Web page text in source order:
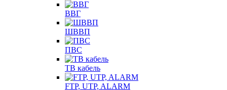
ВВГ
ШВВП
ПВС
ТВ кабель
FTP, UTP, ALARM